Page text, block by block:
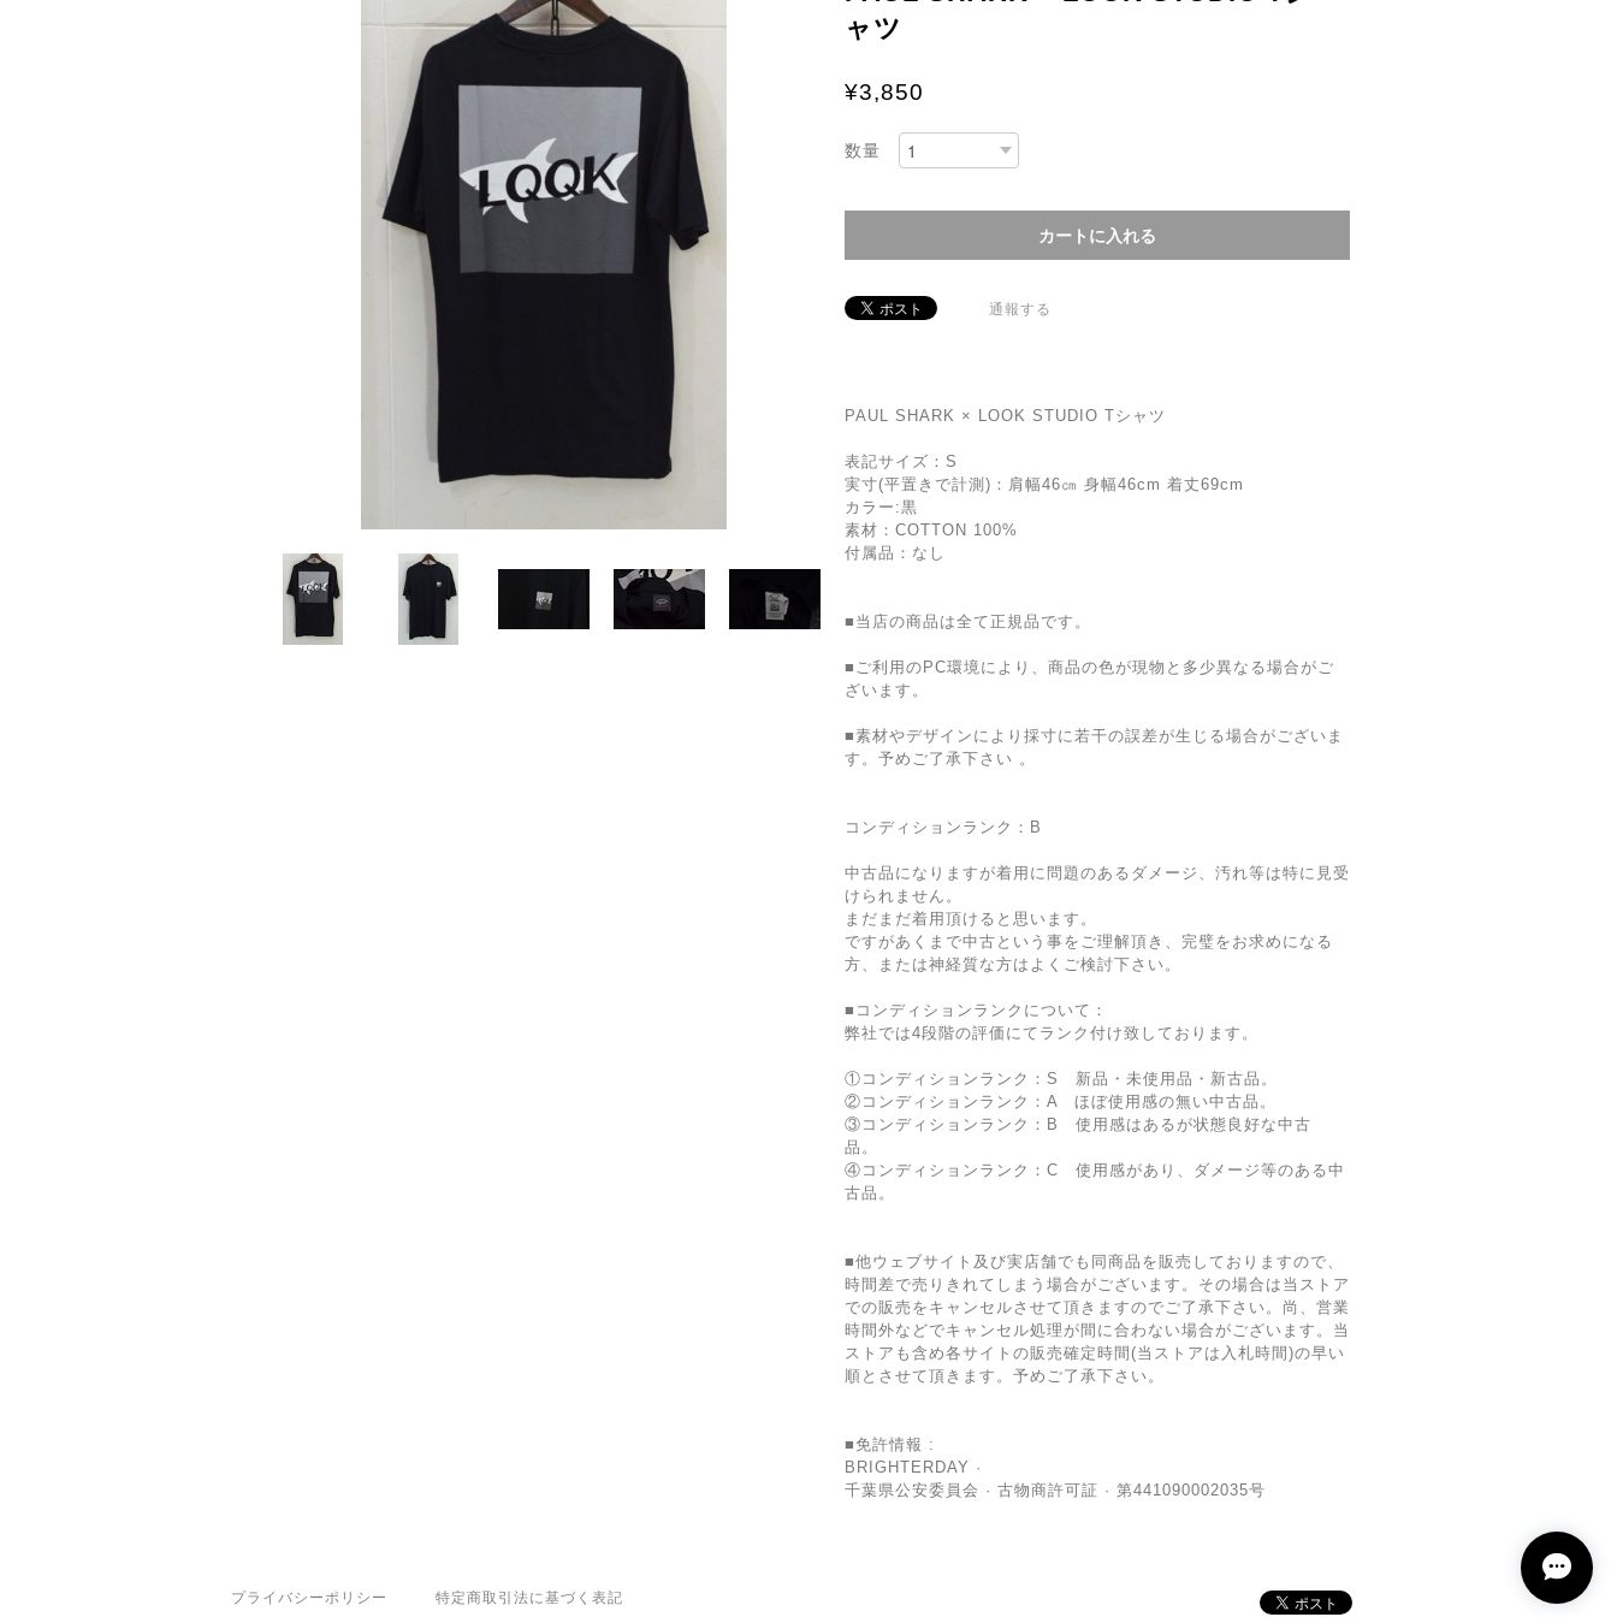
ャツ
¥3,850
数量
通報する
PAUL SHARK × LOOK STUDIO Tシャツ
表記サイズ：S
実寸(平置きで計測)：肩幅46㎝ 身幅46cm 着丈69cm
カラー:黒
素材：COTTON 100%
付属品：なし
■当店の商品は全て正規品です。
■ご利用のPC環境により、商品の色が現物と多少異なる場合がご
ざいます。
■素材やデザインにより採寸に若干の誤差が生じる場合がございま
す。予めご了承下さい 。
コンディションランク：B
中古品になりますが着用に問題のあるダメージ、汚れ等は特に見受
けられません。
まだまだ着用頂けると思います。
ですがあくまで中古という事をご理解頂き、完璧をお求めになる
方、または神経質な方はよくご検討下さい。
■コンディションランクについて：
弊社では4段階の評価にてランク付け致しております。
①コンディションランク：S 新品・未使用品・新古品。
②コンディションランク：A ほぼ使用感の無い中古品。
③コンディションランク：B 使用感はあるが状態良好な中古
品。
④コンディションランク：C 使用感があり、ダメージ等のある中
古品。
■他ウェブサイト及び実店舗でも同商品を販売しておりますので、
時間差で売りきれてしまう場合がございます。その場合は当ストア
での販売をキャンセルさせて頂きますのでご了承下さい。尚、営業
時間外などでキャンセル処理が間に合わない場合がございます。当
ストアも含め各サイトの販売確定時間(当ストアは入札時間)の早い
順とさせて頂きます。予めご了承下さい。
■免許情報 :
BRIGHTERDAY ·
千葉県公安委員会 · 古物商許可証 · 第441090002035号
プライバシーポリシー 特定商取引法に基づく表記